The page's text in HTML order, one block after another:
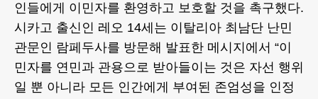
인들에게 이민자를 환영하고 보호할 것을 촉구했다.
시카고 출신인 레오 14세는 이탈리아 최남단 난민
관문인 람페두사를 방문해 발표한 메시지에서 “이
민자를 연민과 관용으로 받아들이는 것은 자선 행위
일 뿐 아니라 모든 인간에게 부여된 존엄성을 인정